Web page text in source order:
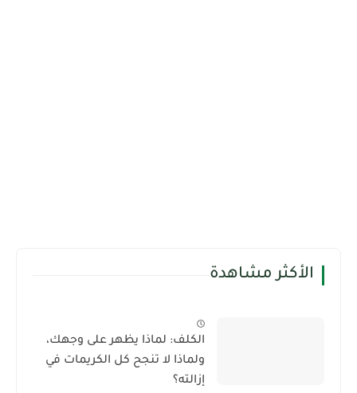
الأكثر مشاهدة
الكلف: لماذا يظهر على وجهك،
ولماذا لا تنجح كل الكريمات في
إزالته؟